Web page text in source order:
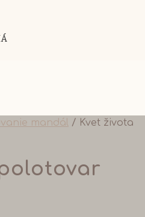
mandál / Kvet života